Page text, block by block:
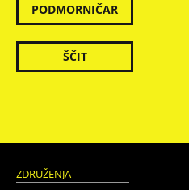
PODMORNIČAR
ŠČIT
ZDRUŽENJA